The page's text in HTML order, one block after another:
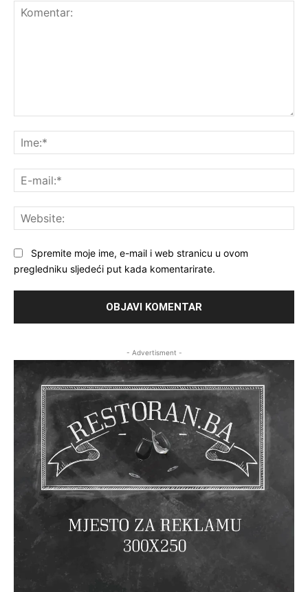
Spremite moje ime, e-mail i web stranicu u ovom
pregledniku sljedeći put kada komentarirate.
- Advertisment -